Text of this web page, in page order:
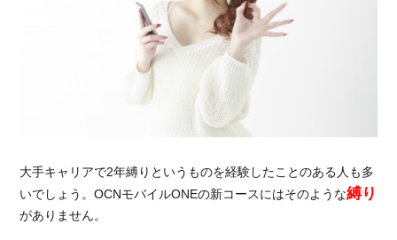
大手キャリアで2年縛りというものを経験したことのある人も多
いでしょう。OCNモバイルONEの新コースにはそのような縛り
がありません。